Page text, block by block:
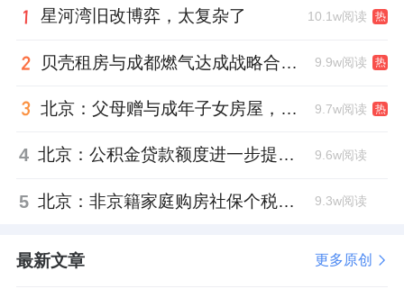
退台：
题。
为了这个项目，城建发展的刘露军真是拼了，
星河湾旧改博弈，太复杂了 10.1w阅读 热
贝壳租房与成都燃气达成战略合作 打通安全巡检“最后一米” 9.9w阅读 热
北京：父母赠与成年子女房屋，不再核验子女的购房资格 9.7w阅读 热
4 北京：公积金贷款额度进一步提高、最高可贷340万元 9.6w阅读
5 北京：非京籍家庭购房社保个税缴纳年限下调为一年 9.3w阅读
最新文章 更多原创